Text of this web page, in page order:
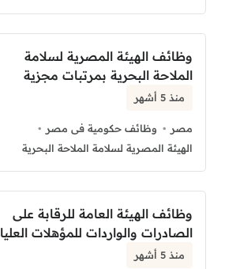
وظائف الهيئة المصرية لسلامة
الملاحة البحرية بمرتبات مجزية
منذ 5 أشهر
مصر
وظائف حكومية فى مصر
الهيئة المصرية لسلامة الملاحة البحرية
وظائف الهيئة العامة للرقابة على
الصادرات والواردات للمؤهلات العليا
منذ 5 أشهر